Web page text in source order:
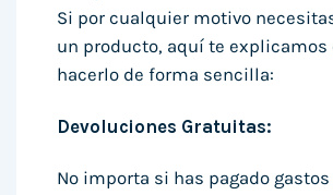
Si por cualquier motivo
un producto, aquí te explicamos
hacerlo de forma sencilla:
Devoluciones Gratuitas:
No importa si has pagado